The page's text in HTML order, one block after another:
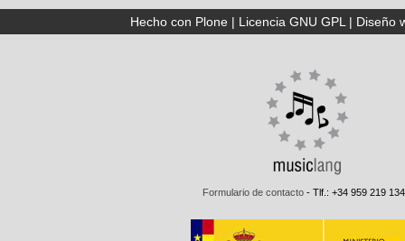
Hecho con Plone| Licencia GNU GPL| Diseño
Formulario de contacto - Tlf.: +34 959 219 134